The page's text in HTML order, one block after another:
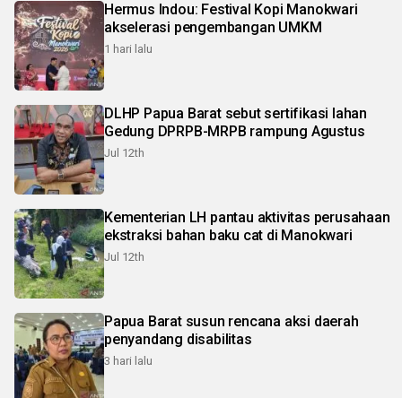
Hermus Indou: Festival Kopi Manokwari
akselerasi pengembangan UMKM
1 hari lalu
DLHP Papua Barat sebut sertifikasi lahan
Gedung DPRPB-MRPB rampung Agustus
Jul 12th
Kementerian LH pantau aktivitas perusahaan
ekstraksi bahan baku cat di Manokwari
Jul 12th
Papua Barat susun rencana aksi daerah
penyandang disabilitas
3 hari lalu